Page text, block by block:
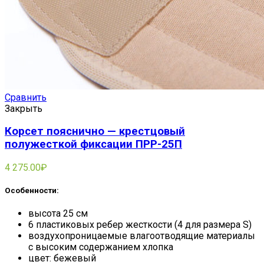
Сравнить
Закрыть
Корсет пояснично — крестцовый
полужесткой фиксации ПРР-25П
4 275.00₽
Особенности:
высота 25 см
6 пластиковых ребер жесткости (4 для размера S)
воздухопроницаемые влагоотводящие материалы
с высоким содержанием хлопка
цвет: бежевый